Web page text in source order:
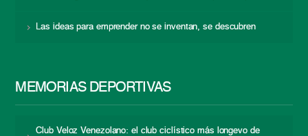
Las ideas para emprender no se inventan, se descubren
MEMORIAS DEPORTIVAS
Club Veloz Venezolano: el club ciclístico más longevo de